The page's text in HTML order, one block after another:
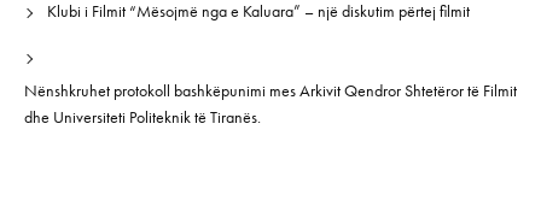
Klubi i Filmit “Mësojmë nga e Kaluara” – një diskutim përtej filmit
Nënshkruhet protokoll bashkëpunimi mes Arkivit Qendror Shtetëror të Filmit
dhe Universiteti Politeknik të Tiranës.